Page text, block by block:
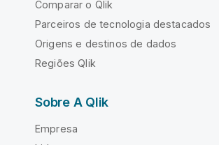
Comparar o Qlik
Parceiros de tecnologia destacados
Origens e destinos de dados
Regiões Qlik
Sobre A Qlik
Empresa